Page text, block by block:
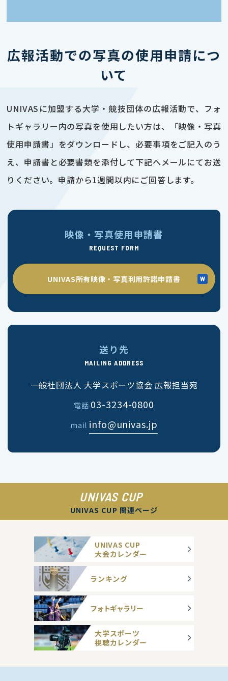
広報活動での写真の使用申請につ
いて
UNIVASに加盟する大学・競技団体の広報活動で、フォ
トギャラリー内の写真を使用したい方は、「映像・写真
使用申請書」をダウンロードし、必要事項をご記入のう
え、申請書と必要書類を添付して下記へメールにてお送
りください。申請から1週間以内にご回答します。
映像・写真使用申請書
REQUEST FORM
UNIVAS所有映像・写真利用許諾申請書
送り先
MAILING ADDRESS
一般社団法人 大学スポーツ協会 広報担当宛
電話 03-3234-0800
mail info@univas.jp
UNIVAS CUP
UNIVAS CUP 関連ページ
UNIVAS CUP
大会カレンダー
ランキング
フォトギャラリー
大学スポーツ
視聴カレンダー